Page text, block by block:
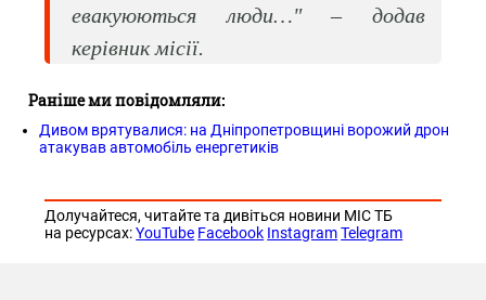
евакуюються люди…" – додав
керівник місії.
Раніше ми повідомляли:
Дивом врятувалися: на Дніпропетровщині ворожий дрон
атакував автомобіль енергетиків
Долучайтеся, читайте та дивіться новини МІС ТБ
на ресурсах:YouTube Facebook Instagram Telegram